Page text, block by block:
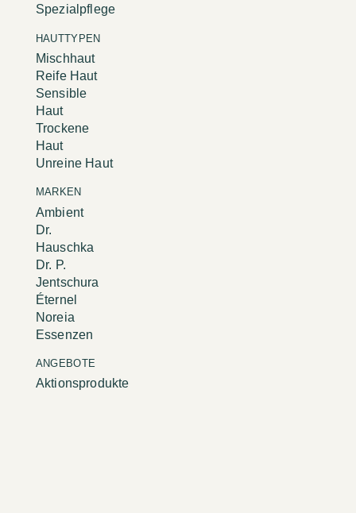
Spezialpflege
HAUTTYPEN
Mischhaut
Reife Haut
Sensible
Haut
Trockene
Haut
Unreine Haut
MARKEN
Ambient
Dr.
Hauschka
Dr. P.
Jentschura
Éternel
Noreia
Essenzen
ANGEBOTE
Aktionsprodukte